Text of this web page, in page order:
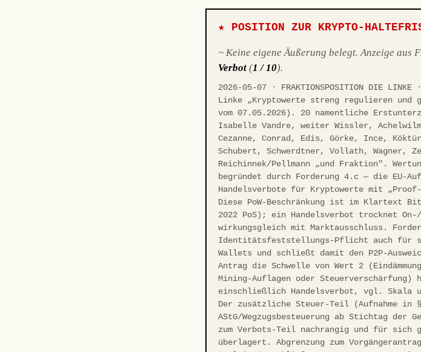
★ POSITION ZUR KRYPTO-
~ Keine eigene Äußerung belegt. Anzeige aus
Verbot (1 / 10).
2026-05-07 · FRAKTIONSPOSITION DIE
Linke „Kryptowerte streng regulieren und
vom 07.05.2026). 20 namentliche
Isabelle Vandre, weiter Wissler,
Cezanne, Conrad, Edis, Görke, Ince,
Schubert, Schwerdtner, Vollath, Wagner,
Reichinnek/Pellmann „und Fraktion".
begründet durch Forderung 4.c — die EU-
Handelsverbote für Kryptowerte mit
Diese PoW-Beschränkung ist im Klartext
2022 PoS); ein Handelsverbot trocknet
wirkungsgleich mit Marktausschluss.
Identitätsfeststellungs-Pflicht auch für
Wallets und schließt damit den P2P-
Antrag die Schwelle von Wert 2
Mining-Auflagen oder Steuerverschärfung)
einschließlich Handelsverbot, vgl. Skala
Der zusätzliche Steuer-Teil (Aufnahme in
AStG/Wegzugsbesteuerung ab Stichtag der
zum Verbots-Teil nachrangig und für sich
überlagert. Abgrenzung zum